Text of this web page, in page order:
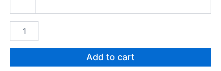
Class
Science
Add to cart